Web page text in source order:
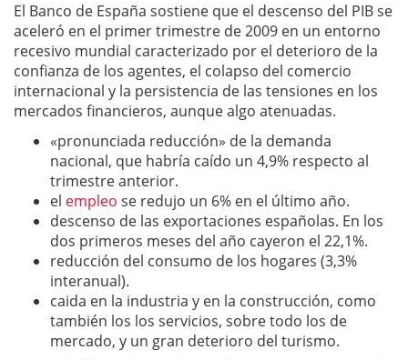
El Banco de España sostiene que el descenso del PIB se
aceleró en el primer trimestre de 2009 en un entorno
recesivo mundial caracterizado por el deterioro de la
confianza de los agentes, el colapso del comercio
internacional y la persistencia de las tensiones en los
mercados financieros, aunque algo atenuadas.
«pronunciada reducción» de la demanda
nacional, que habría caído un 4,9% respecto al
trimestre anterior.
el empleo se redujo un 6% en el último año.
descenso de las exportaciones españolas. En los
dos primeros meses del año cayeron el 22,1%.
reducción del consumo de los hogares (3,3%
interanual).
caida en la industria y en la construcción, como
también los los servicios, sobre todo los de
mercado, y un gran deterioro del turismo.